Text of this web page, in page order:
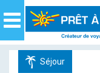
Navigation
Séjour
Panneau de gestion des